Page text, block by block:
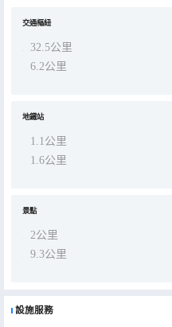
交通樞紐
32.5公里
6.2公里
地鐵站
1.1公里
1.6公里
景點
2公里
9.3公里
設施服務